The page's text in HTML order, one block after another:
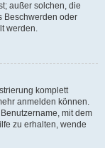
außer solchen, die
Beschwerden oder
werden.
komplett
anmelden können.
mit dem
zu erhalten, wende